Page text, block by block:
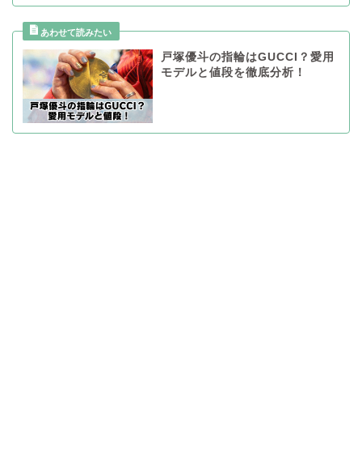
戸塚優斗の指輪はGUCCI？愛用
モデルと値段を徹底分析！